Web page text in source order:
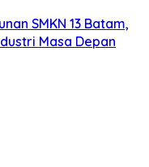
SMKN 13 Batam,
Masa Depan